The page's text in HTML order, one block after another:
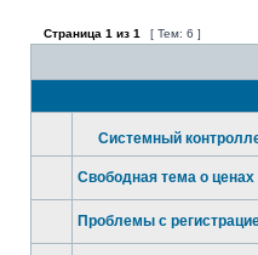
Страница 1 из 1 [ Тем: 6 ]
Системный
Свободная тема о ценах
Проблемы с